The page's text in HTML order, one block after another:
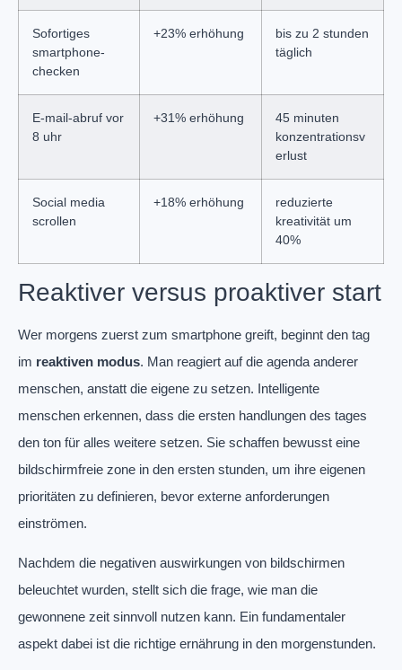
Sofortiges
smartphone-
checken
+23% erhöhung
bis zu 2 stunden
täglich
E-mail-abruf vor
8 uhr
+31% erhöhung
45 minuten
konzentrationsv
erlust
Social media
scrollen
+18% erhöhung
reduzierte
kreativität um
40%
Reaktiver versus proaktiver start
Wer morgens zuerst zum smartphone greift, beginnt den tag
im reaktiven modus. Man reagiert auf die agenda anderer
menschen, anstatt die eigene zu setzen. Intelligente
menschen erkennen, dass die ersten handlungen des tages
den ton für alles weitere setzen. Sie schaffen bewusst eine
bildschirmfreie zone in den ersten stunden, um ihre eigenen
prioritäten zu definieren, bevor externe anforderungen
einströmen.
Nachdem die negativen auswirkungen von bildschirmen
beleuchtet wurden, stellt sich die frage, wie man die
gewonnene zeit sinnvoll nutzen kann. Ein fundamentaler
aspekt dabei ist die richtige ernährung in den morgenstunden.